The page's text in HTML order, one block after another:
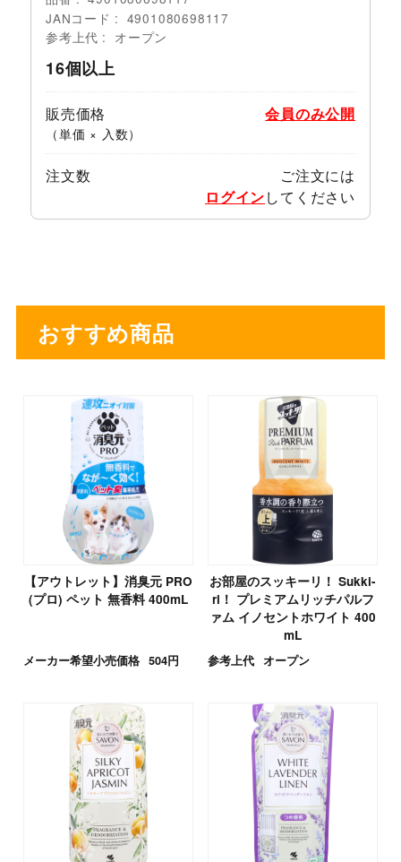
JANコード
4901080698117
参考上代
オープン
16個以上
販売価格
（単価 × 入数）
会員のみ公開
注文数
ご注文には
ログインしてください
おすすめ商品
【アウトレット】消臭元 PRO
(プロ) ペット 無香料 400mL
メーカー希望小売価格 504円
お部屋のスッキーリ！ Sukki-
ri！ プレミアムリッチパルフ
ァム イノセントホワイト 400
mL
参考上代 オープン